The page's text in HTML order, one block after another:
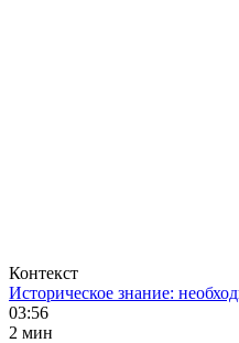
Контекст
Историческое знание:
03:56
2 мин